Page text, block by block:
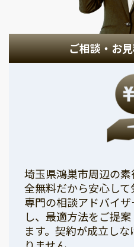
ご相談・お
埼玉県鴻巣市周辺の
全無料だから安心して
専門の相談アドバイ
し、最適方法をご提
ます。契約が成立し